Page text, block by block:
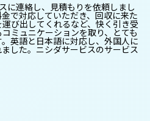
に連絡し、見積もりを依頼しまし
で対応していただき、回収に来た
び出してくれるなど、快く引き受
ミュニケーションを取り、とても
英語と日本語に対応し、外国人に
した。ニシダサービスのサービス